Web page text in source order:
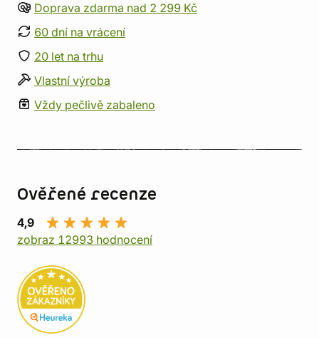
Doprava zdarma nad 2 299 Kč
60 dní na vrácení
20 let na trhu
Vlastní výroba
Vždy pečlivě zabaleno
Ověřené recenze
4,9
zobraz 12993 hodnocení